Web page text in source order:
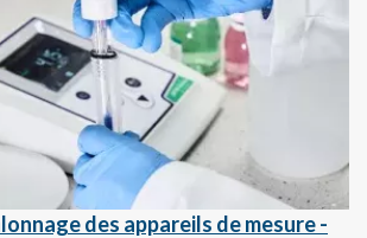
des appareils de mesure -